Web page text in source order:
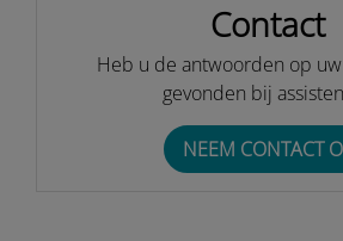
Contact
Heb u de antwoorden op
gevonden bij
NEEM CONTACT